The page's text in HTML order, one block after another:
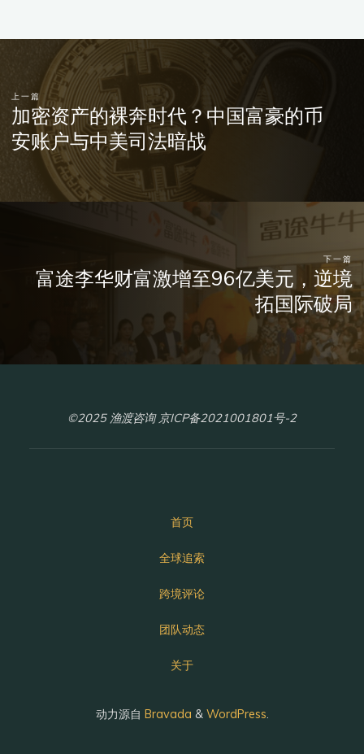
上一篇
加密资产的裸奔时代？中国富豪的币
安账户与中美司法暗战
下一篇
富途李华财富激增至96亿美元，逆境
拓国际破局
©2025 渔渡咨询 京ICP备2021001801号-2
首页
全球追索
跨境评论
团队动态
关于
动力源自 Bravada & WordPress.